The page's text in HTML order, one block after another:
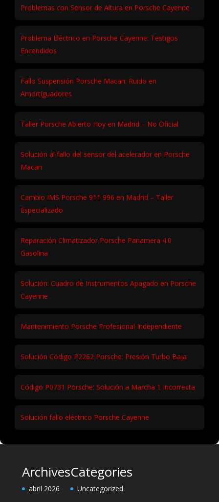
Problemas con Sensor de Altura en Porsche Cayenne
Problema Eléctrico en Porsche Cayenne: Testigos
Encendidos
Fallo Suspensión Porsche Macan: Ruido en
Amortiguadores
Taller Porsche Abierto Hoy en Madrid – No Oficial
Solución al fallo del sensor del acelerador en Porsche
Macan
Cambio IMS Porsche 911 996 en Madrid – Taller
Especializado
Reparación Climatizador Porsche Panamera 4.0
Gasolina
Solución: Cuadro de Instrumentos Apagado en Porsche
Cayenne
Mantenimiento Porsche Profesional Independiente
Solución Código P2262 Porsche: Presión Turbo Baja
Código P0731 Porsche: Solución a Marcha 1 Incorrecta
Solución fallo eléctrico Porsche Cayenne
Archives
abril 2026
Categories
Uncategorized